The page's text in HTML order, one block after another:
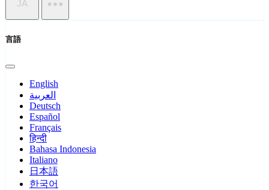
JA
言語
English
العربية
Deutsch
Español
Français
हिन्दी
Bahasa Indonesia
Italiano
日本語
한국어